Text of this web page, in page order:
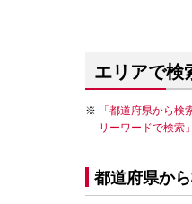
エリアで検
「都道府県から
リーワードで検索
都道府県か